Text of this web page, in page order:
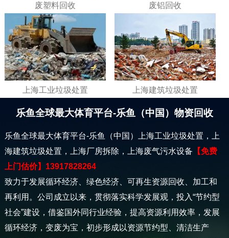
废塑料回收 废铝回收
上海工业垃圾处置 上海建筑垃圾处置
乐鱼全球最大体育平台-乐鱼（中国）物资回收
乐鱼全球最大体育平台-乐鱼（中国）上海工业垃圾处置，上
海建筑垃圾处置，上海厂房拆除，上海废气污水设备 【免费
上门估价】13917828264
致力于发展循环经济、绿色经济、可再生资源回收、加工和
再利用。公司成立以来，贯彻落实科学发展观，投入“节约型
社会”建设，借鉴国外同行业经验，提高资源利用效率，发展
循环经济，变废为宝，初步形成以资源节约型、清洁生产